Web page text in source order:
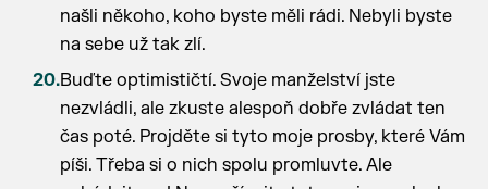
našli někoho, koho byste měli rádi. Nebyli byste
na sebe už tak zlí.
Buďte optimističtí. Svoje manželství jste
nezvládli, ale zkuste alespoň dobře zvládat ten
čas poté. Projděte si tyto moje prosby, které Vám
píši. Třeba si o nich spolu promluvte. Ale